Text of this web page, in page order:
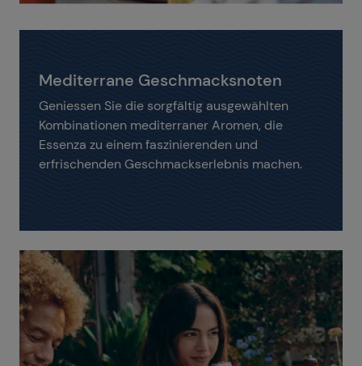
Mediterrane Geschmacksnoten
Geniessen Sie die sorgfältig ausgewählten
Kombinationen mediterraner Aromen, die
Essenza zu einem faszinierenden und
erfrischenden Geschmackserlebnis machen.